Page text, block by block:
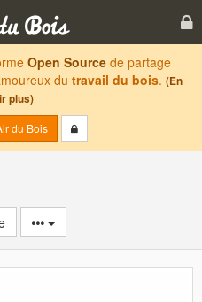
Open Sourcede partage
du travail du bois. (En
plus)
du Bois